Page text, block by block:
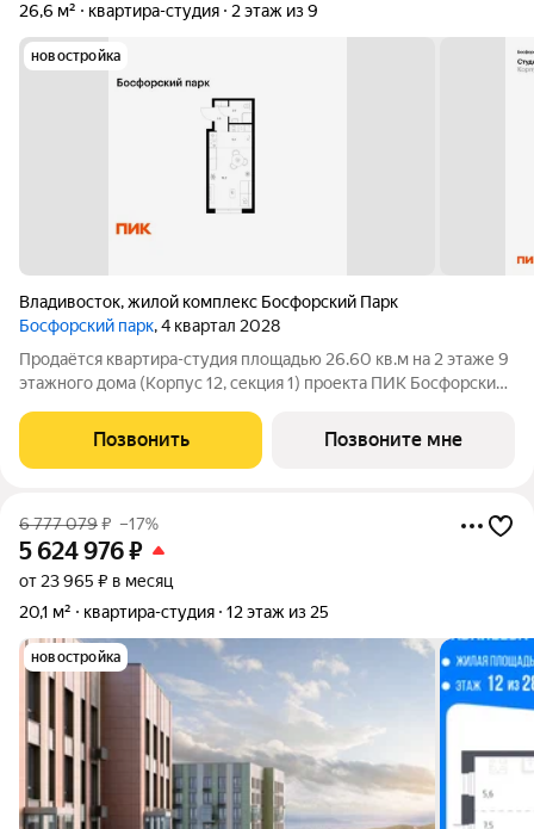
26,6 м²
квартира-студия 2 этаж из 9
новостройка
Владивосток,жилой комплекс Босфорский Парк
Босфорский парк, 4 квартал 2028
Продаётся квартира-студия площадью 26.60 кв.м на 2 этаже 9
этажного дома (Корпус 12, секция 1) проекта ПИК Босфорский
функциональная планировка, большие окна. Жилой квартал
«Босфорский парк»
Позвонить Позвоните мне
6 777 079₽ –17%
5 624 976₽
от 23 965 ₽ в месяц
20,1 м²
квартира-студия 12 этаж из 25
новостройка